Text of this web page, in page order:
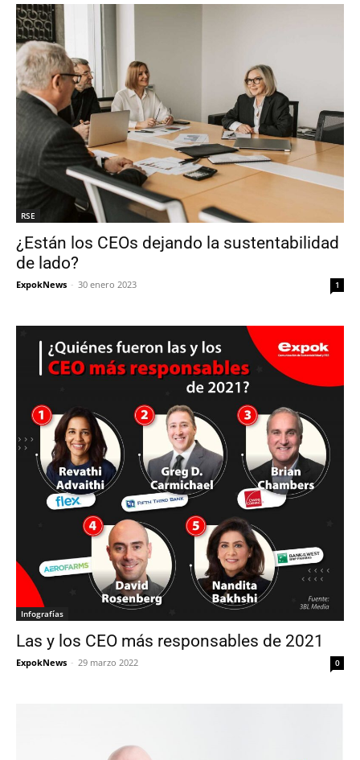
RSE
¿Están los CEOs dejando la sustentabilidad
de lado?
ExpokNews - 30 enero 2023 1
Infografías
Las y los CEO más responsables de 2021
ExpokNews - 29 marzo 2022 0